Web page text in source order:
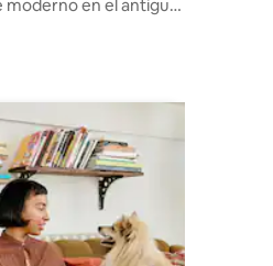
moderno en el antiguo